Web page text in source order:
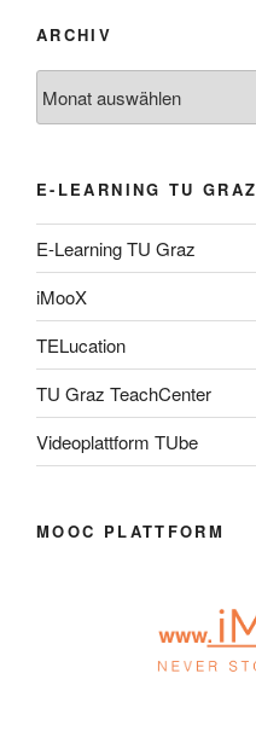
ARCHIV
E-LEARNING TU GRAZ
E-Learning TU Graz
iMooX
TELucation
TU Graz TeachCenter
Videoplattform TUbe
MOOC PLATTFORM